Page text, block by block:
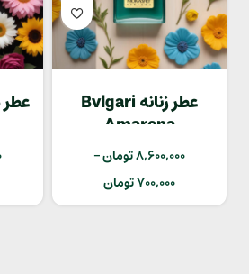
عطر زنانه Bvlgari
Amarena
8,600,000تومان–
700,000تومان